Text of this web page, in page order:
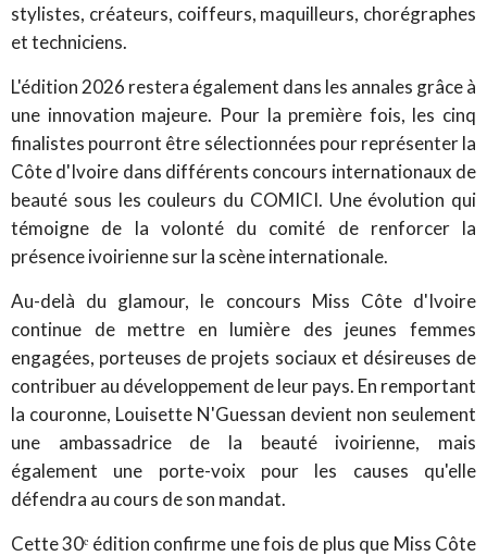
stylistes, créateurs, coiffeurs, maquilleurs, chorégraphes
et techniciens.
L'édition 2026 restera également dans les annales grâce à
une innovation majeure. Pour la première fois, les cinq
finalistes pourront être sélectionnées pour représenter la
Côte d'Ivoire dans différents concours internationaux de
beauté sous les couleurs du COMICI. Une évolution qui
témoigne de la volonté du comité de renforcer la
présence ivoirienne sur la scène internationale.
Au-delà du glamour, le concours Miss Côte d'Ivoire
continue de mettre en lumière des jeunes femmes
engagées, porteuses de projets sociaux et désireuses de
contribuer au développement de leur pays. En remportant
la couronne, Louisette N'Guessan devient non seulement
une ambassadrice de la beauté ivoirienne, mais
également une porte-voix pour les causes qu'elle
défendra au cours de son mandat.
Cette 30ᵉ édition confirme une fois de plus que Miss Côte